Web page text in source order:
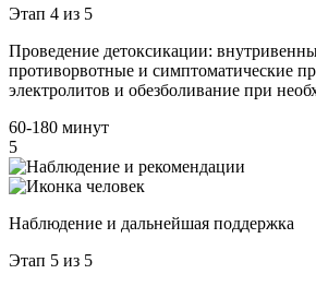
Этап 4 из 5
Проведение детоксикации:
противорвотные и симптоматические
электролитов и обезболивание при
60-180 минут
5
Наблюдение и дальнейшая поддержка
Этап 5 из 5